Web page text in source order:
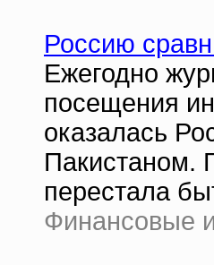
Россию
Ежегодно
посещения
оказалась
Пакистаном.
перестала
Финансовые